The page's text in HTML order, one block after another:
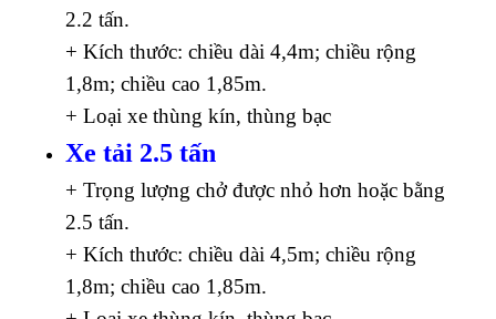
2.2 tấn.
+ Kích thước: chiều dài 4,4m; chiều rộng
1,8m; chiều cao 1,85m.
+ Loại xe thùng kín, thùng bạc
Xe tải 2.5 tấn
+ Trọng lượng chở được nhỏ hơn hoặc bằng
2.5 tấn.
+ Kích thước: chiều dài 4,5m; chiều rộng
1,8m; chiều cao 1,85m.